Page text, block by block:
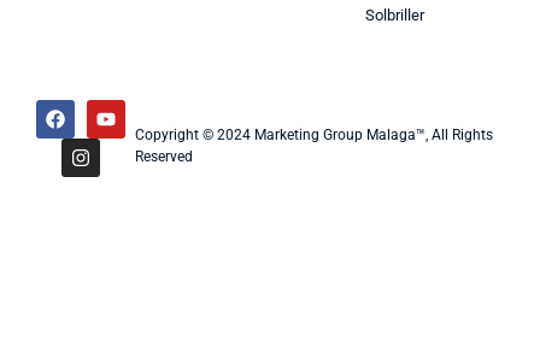
Solbriller
Copyright © 2024 Marketing Group Malaga™, All Rights
Reserved